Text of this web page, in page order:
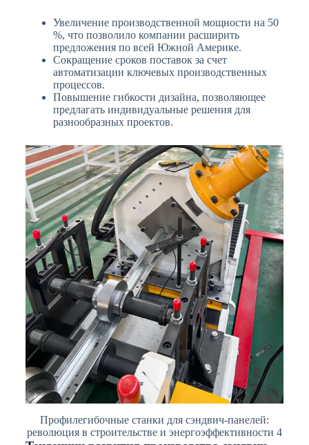
Увеличение производственной мощности на 50
%, что позволило компании расширить
предложения по всей Южной Америке.
Сокращение сроков поставок за счет
автоматизации ключевых производственных
процессов.
Повышение гибкости дизайна, позволяющее
предлагать индивидуальные решения для
разнообразных проектов.
Профилегибочные станки для сэндвич-панелей:
революция в строительстве и энергоэффективности 4